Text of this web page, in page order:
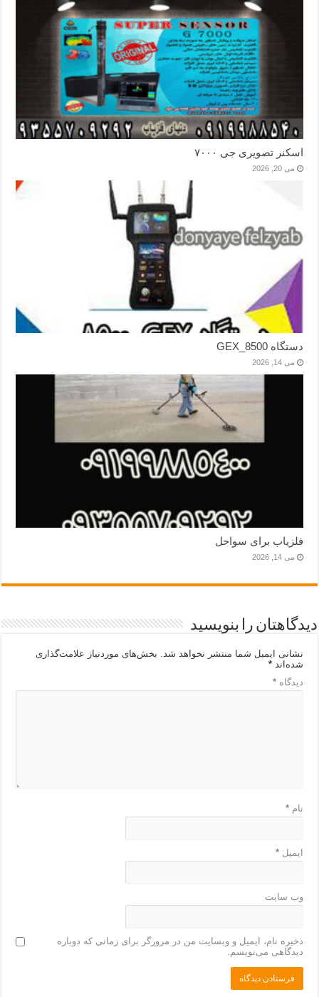
اسکنر تصویری جی ۷۰۰۰
می 20, 2026
دستگاه GEX_8500
می 14, 2026
فلزیاب برای سواحل
می 14, 2026
دیدگاهتان را بنویسید
نشانی ایمیل شما منتشر نخواهد شد. بخش‌های موردنیاز علامت‌گذاری
شده‌اند*
دیدگاه*
نام*
ایمیل*
وب‌ سایت
ذخیره نام، ایمیل و وبسایت من در مرورگر برای زمانی که دوباره
دیدگاهی می‌نویسم.